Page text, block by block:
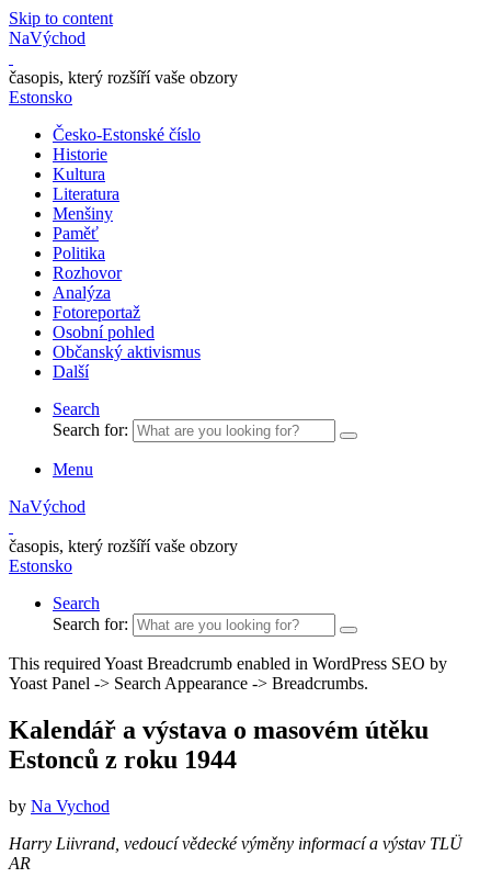
Skip to content
NaVýchod
časopis, který rozšíří vaše obzory
Estonsko
Česko-Estonské číslo
Historie
Kultura
Literatura
Menšiny
Paměť
Politika
Rozhovor
Analýza
Fotoreportaž
Osobní pohled
Občanský aktivismus
Další
Search
Search for:
Menu
NaVýchod
časopis, který rozšíří vaše obzory
Estonsko
Search
Search for:
This required Yoast Breadcrumb enabled in WordPress SEO by
Yoast Panel -> Search Appearance -> Breadcrumbs.
Kalendář a výstava o masovém útěku
Estonců z roku 1944
by Na Vychod
Harry Liivrand, vedoucí vědecké výměny informací a výstav TLÜ
AR